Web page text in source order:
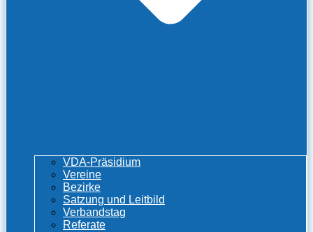
VDA-Präsidium
Vereine
Bezirke
Satzung und Leitbild
Verbandstag
Referate